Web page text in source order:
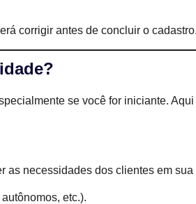
corrigir antes de concluir o cadastro.
se você for iniciante.
as necessidades dos clientes em sua
etc.).